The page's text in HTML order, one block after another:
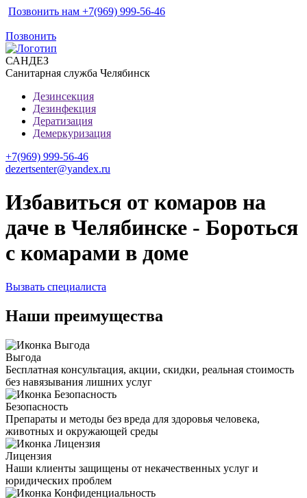
Позвонить нам +7(969) 999-56-46
Позвонить
САНДЕЗ
Санитарная служба Челябинск
Дезинсекция
Дезинфекция
Дератизация
Демеркуризация
+7(969) 999-56-46
dezertsenter@yandex.ru
Избавиться от комаров на
даче в Челябинске - Бороться
с комарами в доме
Вызвать специалиста
Наши преимущества
Выгода
Бесплатная консультация, акции, скидки, реальная стоимость
без навязывания лишних услуг
Безопасность
Препараты и методы без вреда для здоровья человека,
животных и окружающей среды
Лицензия
Наши клиенты защищены от некачественных услуг и
юридических проблем